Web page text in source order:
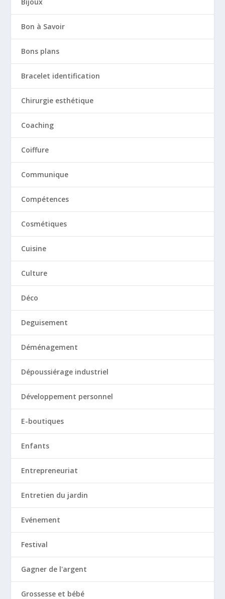
Bon à Savoir
Bons plans
Bracelet identification
Chirurgie esthétique
Coaching
Coiffure
Communique
Compétences
Cosmétiques
Cuisine
Culture
Déco
Deguisement
Déménagement
Dépoussiérage industriel
Développement personnel
E-boutiques
Enfants
Entrepreneuriat
Entretien du jardin
Evénement
Festival
Gagner de l'argent
Grossesse et bébé